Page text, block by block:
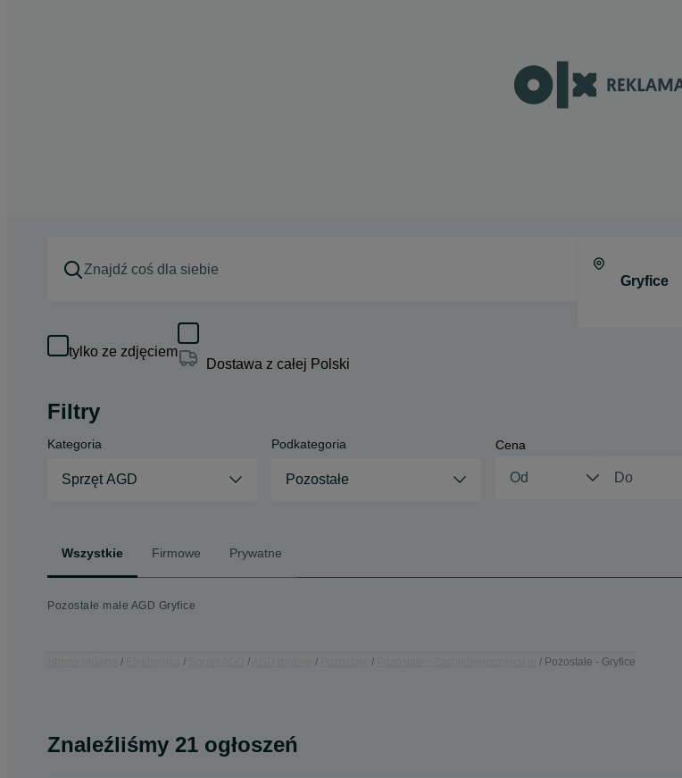
tylko ze zdjęciem
Dostawa z całej Polski
Filtry
Kategoria
Sprzęt AGD
Podkategoria
Pozostałe
Cena
Wszystkie Firmowe Prywatne
Pozostałe małe AGD Gryfice
Pozostałe - Gryfice
Znaleźliśmy 21 ogłoszeń